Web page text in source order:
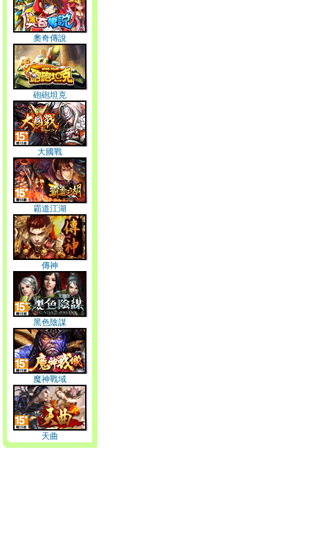
奧奇傳說
砲砲坦克
大國戰
霸道江湖
傳神
黑色陰謀
魔神戰域
天曲